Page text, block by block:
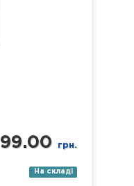
99.00 грн.
На складі